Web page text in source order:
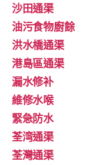
沙田通渠
油污食物廚餘
洪水橋通渠
港島區通渠
漏水修补
維修水喉
緊急防水
荃湾通渠
荃灣通渠